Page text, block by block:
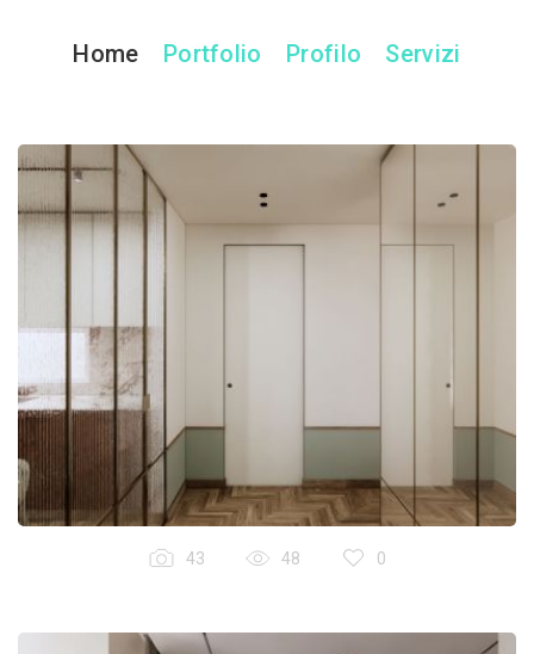
Home Portfolio Profilo Servizi
43 48 0